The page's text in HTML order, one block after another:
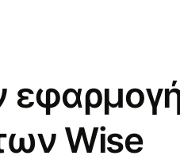
Wise